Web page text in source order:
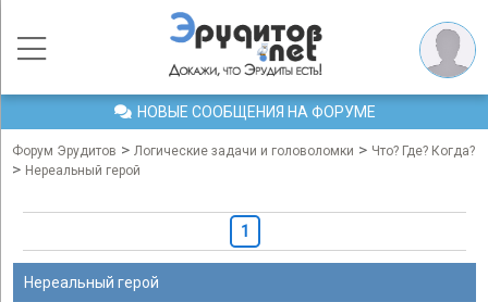
НОВЫЕ СООБЩЕНИЯ НА ФОРУМЕ
Форум Эрудитов > Логические задачи и головоломки > Что? Где? Когда?
> Нереальный герой
1
Нереальный герой